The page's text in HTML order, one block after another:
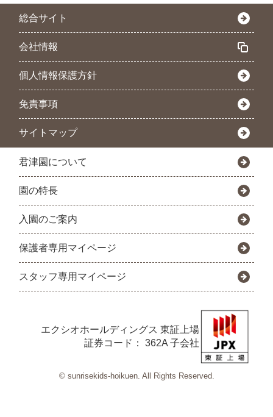
総合サイト
会社情報
個人情報保護方針
免責事項
サイトマップ
君津園について
園の特長
入園のご案内
保護者専用マイページ
スタッフ専用マイページ
エクシオホールディングス 東証上場
証券コード： 362A 子会社
© sunrisekids-hoikuen. All Rights Reserved.